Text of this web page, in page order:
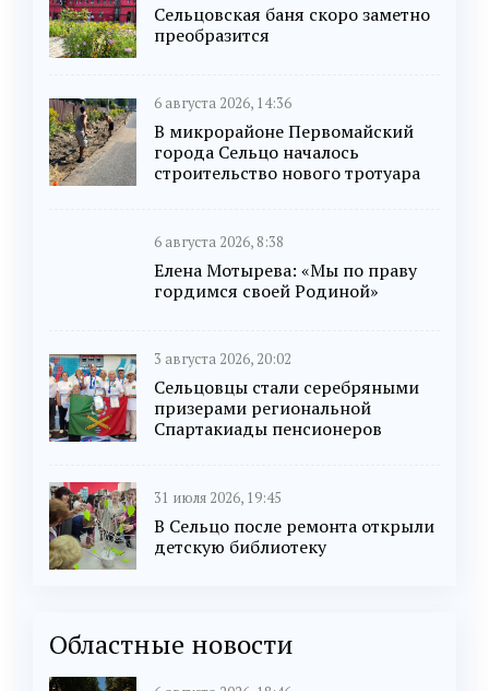
Сельцовская баня скоро заметно
преобразится
6 августа 2026, 14:36
В микрорайоне Первомайский
города Сельцо началось
строительство нового тротуара
6 августа 2026, 8:38
Елена Мотырева: «Мы по праву
гордимся своей Родиной»
3 августа 2026, 20:02
Сельцовцы стали серебряными
призерами региональной
Спартакиады пенсионеров
31 июля 2026, 19:45
В Сельцо после ремонта открыли
детскую библиотеку
Областные новости